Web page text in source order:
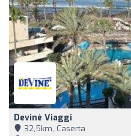
Devinè Viaggi
32,5km, Caserta